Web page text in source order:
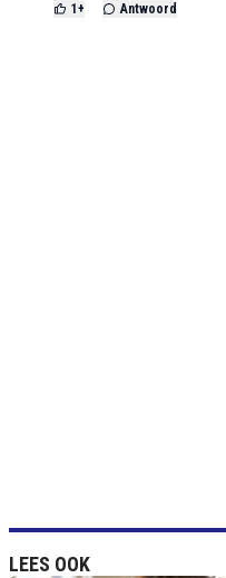
1 + Antwoord
LEES OOK